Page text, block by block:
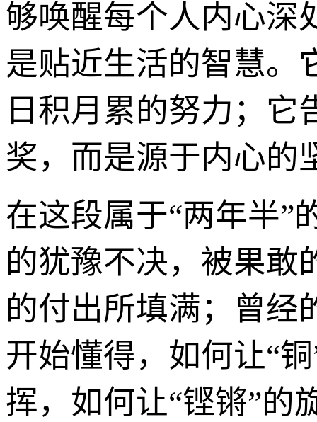
够唤醒每个人内心深
是贴近生活的智慧。
日积月累的努力；
奖，而是源于内心的
在这段属于“两年半”
的犹豫不决，被果敢
的付出所填满；曾经
开始懂得，如何让“
挥，如何让“铿锵”的